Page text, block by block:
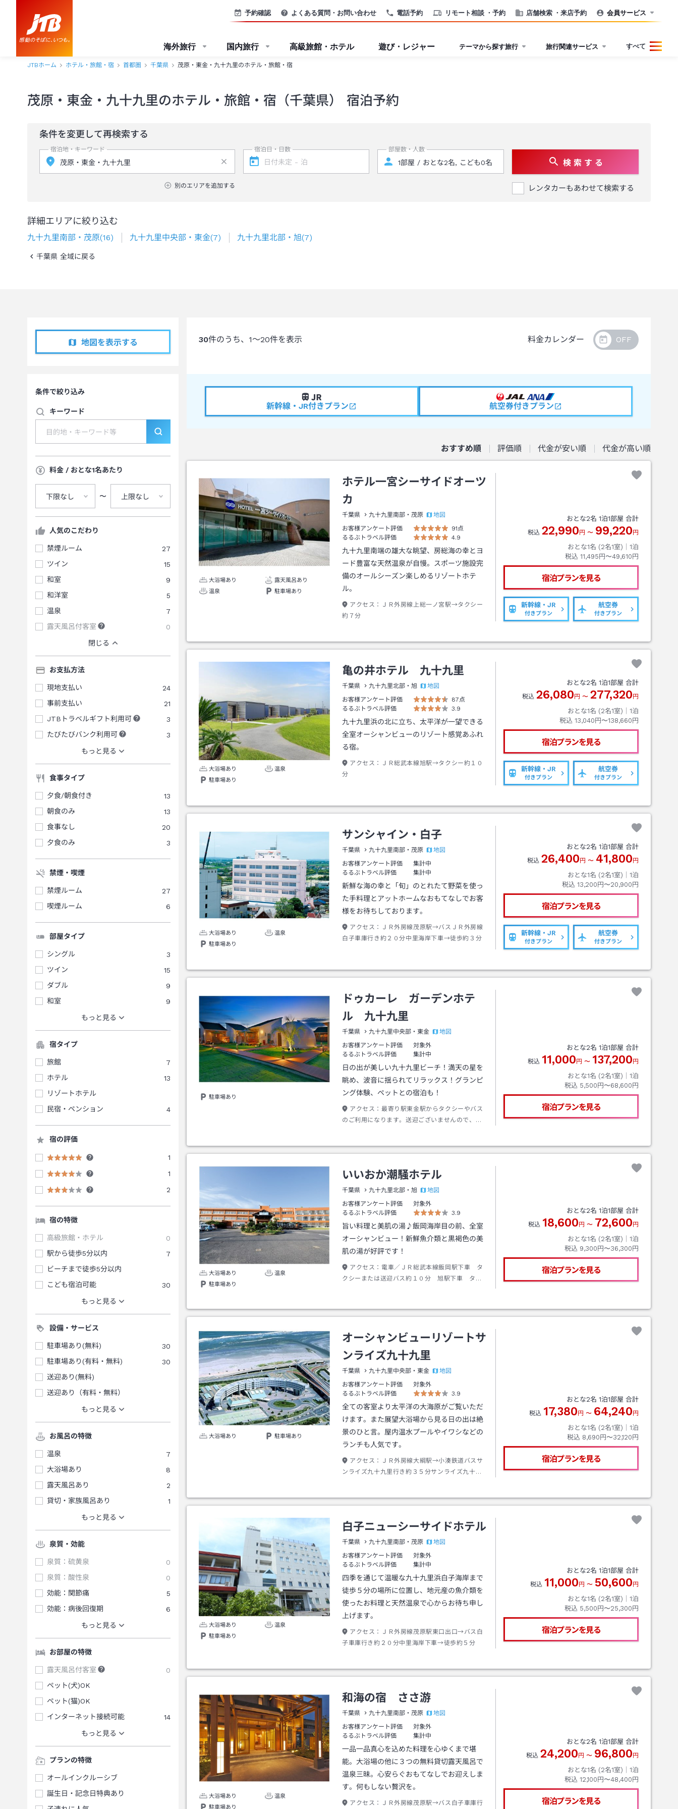
電話予約 リモート相談 ・予約 店舗検索 ・来店予約
予約確認 よくある質問・お問い合わせ 会員サービス
海外旅行 国内旅行 高級旅館・ホテル 遊び・レジャー テーマから探す旅行 旅行関連サービス すべて
JTBホーム ホテル・旅館・宿 首都圏 千葉県 茂原・東金・九十九里のホテル・旅館・宿
茂原・東金・九十九里のホテル・旅館・宿（千葉県） 宿泊予約
条件を変更して再検索する
宿泊地・キーワード
別のエリアを追加する
宿泊日・日数 部屋数・人数
検 索 す る
レンタカーもあわせて検索する
詳細エリアに絞り込む
九十九里南部・茂原(16) 九十九里中央部・東金(7) 九十九里北部・旭(7)
千葉県 全域に戻る
地図を表示する
条件で絞り込み
キーワード
料金 / おとな1名あたり
下限なし 〜 上限なし
人気のこだわり
禁煙ルーム
27
ツイン
15
和室
9
和洋室
5
温泉
7
露天風呂付客室
0
閉じる
お支払方法
現地支払い
24
事前支払い
21
JTBトラベルギフト利用可
3
たびたびバンク利用可
3
もっと見る
食事タイプ
夕食/朝食付き
13
朝食のみ
13
食事なし
20
夕食のみ
3
禁煙・喫煙
禁煙ルーム
27
喫煙ルーム
6
部屋タイプ
シングル
3
ツイン
15
ダブル
9
和室
9
もっと見る
宿タイプ
旅館
7
ホテル
13
リゾートホテル
民宿・ペンション
4
宿の評価
1
1
2
宿の特徴
高級旅館・ホテル
0
駅から徒歩5分以内
7
ビーチまで徒歩5分以内
こども宿泊可能
30
もっと見る
設備・サービス
駐車場あり(無料)
30
駐車場あり(有料・無料)
30
送迎あり(無料)
送迎あり（有料・無料）
もっと見る
お風呂の特徴
温泉
7
大浴場あり
8
露天風呂あり
2
貸切・家族風呂あり
1
もっと見る
泉質・効能
泉質：硫黄泉
0
泉質：酸性泉
0
効能：関節痛
5
効能：病後回復期
6
もっと見る
お部屋の特徴
露天風呂付客室
0
ペット(犬)OK
ペット(猫)OK
インターネット接続可能
14
もっと見る
プランの特徴
オールインクルーシブ
誕生日・記念日特典あり
30件のうち、 1～20件を表示 料金カレンダー
新幹線・JR付きプラン 航空券付きプラン
おすすめ順 評価順 代金が安い順 代金が高い順
大浴場あり
露天風呂あり
温泉
駐車場あり
ホテル一宮シーサイドオーツ
カ
千葉県 九十九里南部・茂原
地図
お客様アンケート評価
91点
るるぶトラベル評価
4.9
九十九里南端の雄大な眺望、房総海の幸とヨ
ード豊富な天然温泉が自慢。スポーツ施設完
備のオールシーズン楽しめるリゾートホテ
ル。
アクセス：
ＪＲ外房線上総一ノ宮駅→タクシー
約７分
おとな2名 1泊1部屋 合計
税込 22,990 円 〜 99,220 円
おとな1名 (2名1室)｜ 1泊
税込 11,495円〜49,610円
宿泊プランを見る
新幹線・JR
付きプラン
航空券
付きプラン
大浴場あり
温泉
駐車場あり
亀の井ホテル 九十九里
千葉県 九十九里北部・旭
地図
お客様アンケート評価
87点
るるぶトラベル評価
3.9
九十九里浜の北に立ち、太平洋が一望できる
全室オーシャンビューのリゾート感覚あふれ
る宿。
アクセス：
ＪＲ総武本線旭駅→タクシー約１０
分
おとな2名 1泊1部屋 合計
税込 26,080 円 〜 277,320 円
おとな1名 (2名1室)｜ 1泊
税込 13,040円〜138,660円
宿泊プランを見る
新幹線・JR
付きプラン
航空券
付きプラン
大浴場あり
温泉
駐車場あり
サンシャイン・白子
千葉県 九十九里南部・茂原
地図
お客様アンケート評価
集計中
るるぶトラベル評価
集計中
新鮮な海の幸と「旬」のとれたて野菜を使っ
た手料理とアットホームなおもてなしでお客
様をお待ちしております。
アクセス：
ＪＲ外房線茂原駅→バスＪＲ外房線
白子車庫行き約２０分中里海岸下車→徒歩約３分
おとな2名 1泊1部屋 合計
税込 26,400 円 〜 41,800 円
おとな1名 (2名1室)｜ 1泊
税込 13,200円〜20,900円
宿泊プランを見る
新幹線・JR
付きプラン
航空券
付きプラン
駐車場あり
ドゥカーレ ガーデンホテ
ル 九十九里
千葉県 九十九里中央部・東金
地図
お客様アンケート評価
対象外
るるぶトラベル評価
集計中
日の出が美しい九十九里ビーチ！満天の星を
眺め、波音に揺られてリラックス！グランピ
ング体験、ペットとの宿泊も！
アクセス： 最寄り駅東金駅からタクシーやバス
のご利用になります。送迎ございませんので、予
おとな2名 1泊1部屋 合計
税込 11,000 円 〜 137,200 円
おとな1名 (2名1室)｜ 1泊
税込 5,500円〜68,600円
宿泊プランを見る
大浴場あり
温泉
駐車場あり
いいおか潮騒ホテル
千葉県 九十九里北部・旭
地図
お客様アンケート評価
対象外
るるぶトラベル評価
3.9
旨い料理と美肌の湯♪飯岡海岸目の前、全室
オーシャンビュー！新鮮魚介類と黒褐色の美
肌の湯が好評です！
アクセス： 電車／ＪＲ総武本線飯岡駅下車 タ
クシーまたは送迎バス約１０分 旭駅下車 タク
２６号線を経て県道３０号線沿い
おとな2名 1泊1部屋 合計
税込 18,600 円 〜 72,600 円
おとな1名 (2名1室)｜ 1泊
税込 9,300円〜36,300円
宿泊プランを見る
大浴場あり 駐車場あり
オーシャンビューリゾートサ
ンライズ九十九里
千葉県 九十九里中央部・東金
地図
お客様アンケート評価
対象外
るるぶトラベル評価
3.9
全ての客室より太平洋の大海原がご覧いただ
けます。また展望大浴場から見る日の出は絶
景のひと言。屋内温水プールやイワシなどの
ランチも人気です。
アクセス：
ＪＲ外房線大綱駅→小湊鉄道バスサ
ンライズ九十九里行き約３５分サンライズ九十九
おとな2名 1泊1部屋 合計
税込 17,380 円 〜 64,240 円
おとな1名 (2名1室)｜ 1泊
税込 8,690円〜32,120円
宿泊プランを見る
大浴場あり
温泉
駐車場あり
白子ニューシーサイドホテル
千葉県 九十九里南部・茂原
地図
お客様アンケート評価
対象外
るるぶトラベル評価
集計中
四季を通じて温暖な九十九里浜白子海岸まで
徒歩５分の場所に位置し、地元産の魚介類を
使ったお料理と天然温泉で心からお待ち申し
上げます。
アクセス：
ＪＲ外房線茂原駅東口出口→バス白
子車庫行き約２０分中里海岸下車→徒歩約５分
おとな2名 1泊1部屋 合計
税込 11,000 円 〜 50,600 円
おとな1名 (2名1室)｜ 1泊
税込 5,500円〜25,300円
宿泊プランを見る
大浴場あり
温泉
駐車場あり
和海の宿 ささ游
千葉県 九十九里南部・茂原
地図
お客様アンケート評価
対象外
るるぶトラベル評価
集計中
一品一品真心を込めた料理を心ゆくまで堪
能。大浴場の他に３つの無料貸切露天風呂で
温泉三昧。心安らぐおもてなしでお迎えしま
す。何もしない贅沢を。
アクセス： ＪＲ外房線茂原駅→バス白子車庫行
おとな2名 1泊1部屋 合計
税込 24,200 円 〜 96,800 円
おとな1名 (2名1室)｜ 1泊
税込 12,100円〜48,400円
宿泊プランを見る